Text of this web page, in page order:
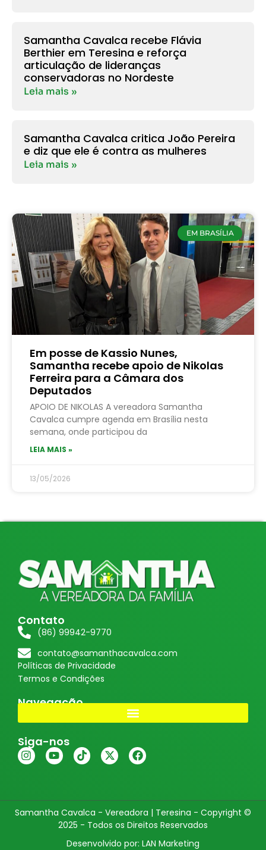
Samantha Cavalca recebe Flávia
Berthier em Teresina e reforça
articulação de lideranças
conservadoras no Nordeste
Leia mais »
Samantha Cavalca critica João Pereira
e diz que ele é contra as mulheres
Leia mais »
EM BRASÍLIA
Em posse de Kassio Nunes,
Samantha recebe apoio de Nikolas
Ferreira para a Câmara dos
Deputados
APOIO DE NIKOLAS A vereadora Samantha
Cavalca cumpre agenda em Brasília nesta
semana, onde participou da
LEIA MAIS »
13/05/2026
Contato
(86) 99942-9770
contato@samanthacavalca.com
Políticas de Privacidade
Termos e Condições
Navegação
Siga-nos
Samantha Cavalca - Vereadora | Teresina - Copyright ©
2025 - Todos os Direitos Reservados
Desenvolvido por: LAN Marketing